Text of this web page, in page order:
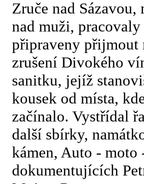
Zruče nad Sázavou,
nad muži,
připraveny přijmout
zrušení Divokého
sanitku, jejíž
kousek od místa,
začínalo. Vystřídal
další sbírky,
kámen, Auto -
dokumentujících